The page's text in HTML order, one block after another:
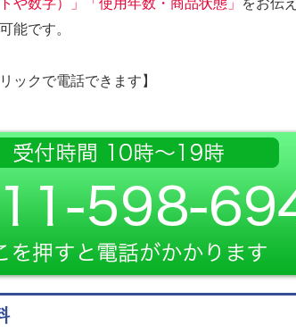
能です。
ックで電話できます】